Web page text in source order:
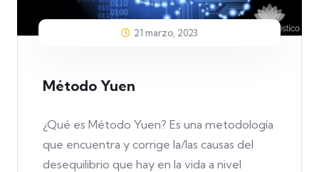
21 marzo, 2023
Método Yuen
¿Qué es Método Yuen? Es una metodología
que encuentra y corrige la/las causas del
desequilibrio que hay en la vida a nivel